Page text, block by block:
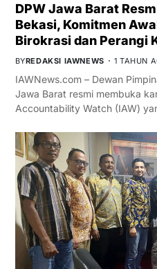
DPW Jawa Barat
Bekasi, Komitmen
Birokrasi dan Perangi
BYREDAKSI IAWNEWS 1 TAHUN
IAWNews.com – Dewan
Jawa Barat resmi membuka
Accountability Watch (IAW)